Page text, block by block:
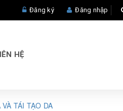
Đăng ký Đăng nhập
HỆ
TÁI TẠO DA